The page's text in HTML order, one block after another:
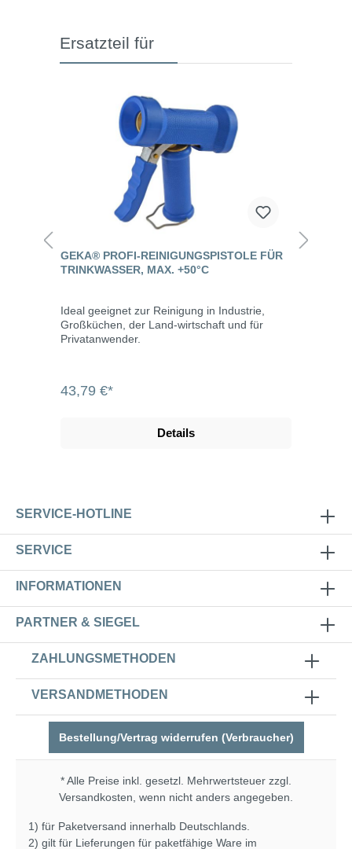
Ersatzteil für
GEKA® PROFI-REINIGUNGSPISTOLE FÜR
TRINKWASSER, MAX. +50°C
Ideal geeignet zur Reinigung in Industrie,
Großküchen, der Land-wirtschaft und für
Privatanwender.
43,79 €*
Details
SERVICE-HOTLINE
SERVICE
INFORMATIONEN
PARTNER & SIEGEL
ZAHLUNGSMETHODEN
VERSANDMETHODEN
Bestellung/Vertrag widerrufen (Verbraucher)
* Alle Preise inkl. gesetzl. Mehrwertsteuer zzgl.
Versandkosten, wenn nicht anders angegeben.
1) für Paketversand innerhalb Deutschlands.
2) gilt für Lieferungen für paketfähige Ware im